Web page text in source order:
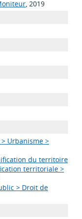
, 2019
Urbanisme >
du territoire
territoriale >
> Droit de